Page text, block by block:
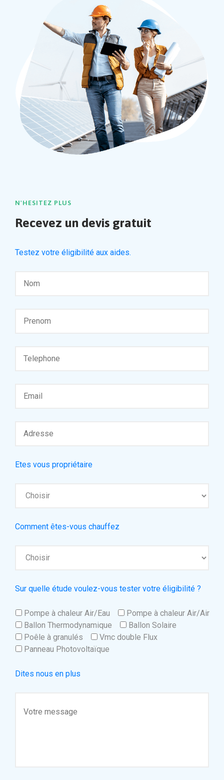
N'HESITEZ PLUS
Recevez un devis gratuit
Testez votre éligibilité aux aides.
Etes vous propriétaire
Comment êtes-vous chauffez
Sur quelle étude voulez-vous tester votre éligibilité ?
Pompe à chaleur Air/Eau
Pompe à chaleur Air/Air
Ballon Thermodynamique
Ballon Solaire
Poêle à granulés
Vmc double Flux
Panneau Photovoltaïque
Dites nous en plus